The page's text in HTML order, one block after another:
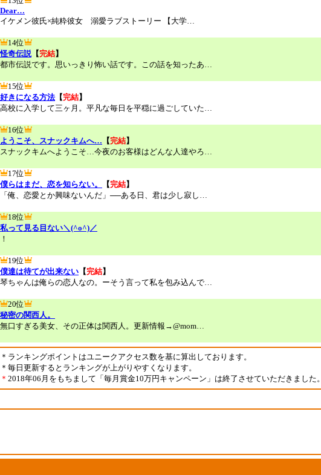
Dear…
イケメン彼氏×純粋彼女 溺愛ラブストーリー 【大学…
14位
怪奇伝説【完結】
都市伝説です。思いっきり怖い話です。この話を知ったあ…
15位
好きになる方法【完結】
高校に入学して三ヶ月。平凡な毎日を平穏に過ごしていた…
16位
ようこそ、スナックキムへ… 【完結】
スナックキムへようこそ…今夜のお客様はどんな人達やろ…
17位
僕らはまだ、恋を知らない。
【完結】
「俺、恋愛とか興味ないんだ」──ある日、君は少し寂し…
18位
私って見る目ない＼(^o^)／
！
19位
僕達は待てが出来ない 【完結】
琴ちゃんは俺らの恋人なの。ーそう言って私を包み込んで…
20位
秘密の関西人。
無口すぎる美女、その正体は関西人。更新情報→@mom…
＊ランキングポイントはユニークアクセス数を基に算出しております。
＊毎日更新するとランキングが上がりやすくなります。
＊ 2018年06月をもちまして「毎月賞金10万円キャンペーン」は終了させていただきました。